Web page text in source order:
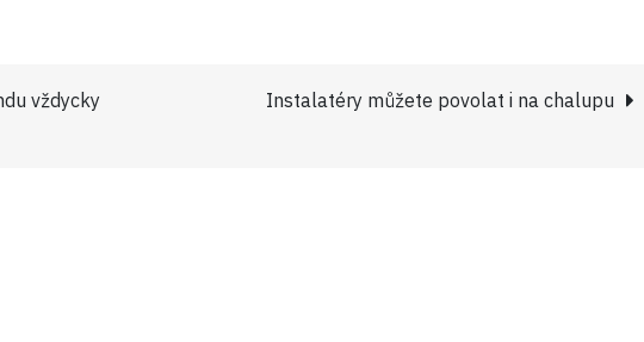
vždycky
Instalatéry můžete povolat i na chalupu